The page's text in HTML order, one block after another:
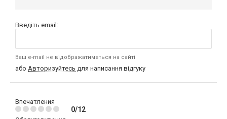
Введіть email:
Ваш e-mail не відображатиметься на сайті
або Авторизуйтесь для написання відгуку
Впечатления
0/12